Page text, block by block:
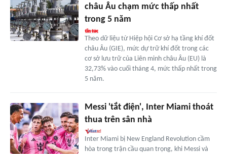
châu Âu chạm mức thấp nhất
trong 5 năm
Theo dữ liệu từ Hiệp hội Cơ sở hạ tầng khí đốt
châu Âu (GIE), mức dự trữ khí đốt trong các
cơ sở lưu trữ của Liên minh châu Âu (EU) là
32,73% vào cuối tháng 4, mức thấp nhất trong
5 năm.
Messi 'tắt điện', Inter Miami thoát
thua trên sân nhà
Inter Miami bị New England Revolution cầm
hòa trong trận cầu quan trọng, khi Messi và